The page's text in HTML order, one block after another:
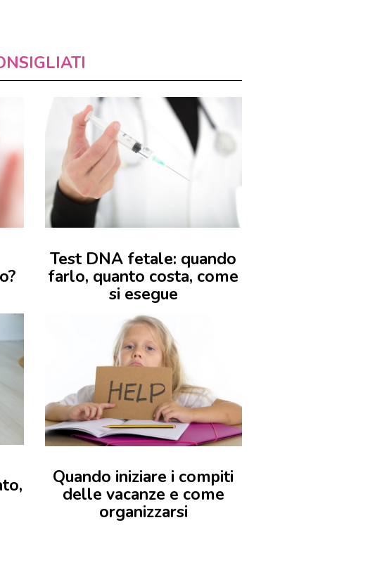
Test DNA fetale: quando
farlo, quanto costa, come
si esegue
Quando iniziare i compiti
delle vacanze e come
organizzarsi